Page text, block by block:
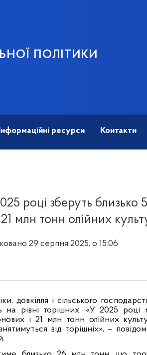
ПОЛІТИКИ
ресурси Контакти
році зберуть близько
млн тонн олійних
29 серпня 2025, о 15:06
довкілля і сільського
на рівні торішних. «У 2025 році
і 21 млн тонн олійних
від торішніх», –